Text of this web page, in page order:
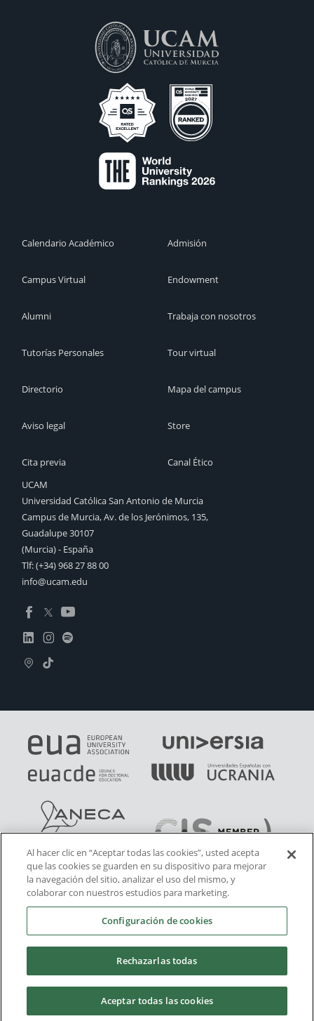
Calendario Académico
Campus Virtual
Alumni
Tutorías Personales
Directorio
Aviso legal
Cita previa
Admisión
Endowment
Trabaja con nosotros
Tour virtual
Mapa del campus
Store
Canal Ético
UCAM
Universidad Católica San Antonio de Murcia
Campus de Murcia, Av. de los Jerónimos, 135,
Guadalupe 30107
(Murcia) - España
Tlf:(+34) 968 27 88 00
info@ucam.edu
Al hacer clic en “Aceptar todas las cookies”, usted acepta
que las cookies se guarden en su dispositivo para mejorar
la navegación del sitio, analizar el uso del mismo, y
colaborar con nuestros estudios para marketing.
Configuración de cookies
Rechazarlas todas
Aceptar todas las cookies